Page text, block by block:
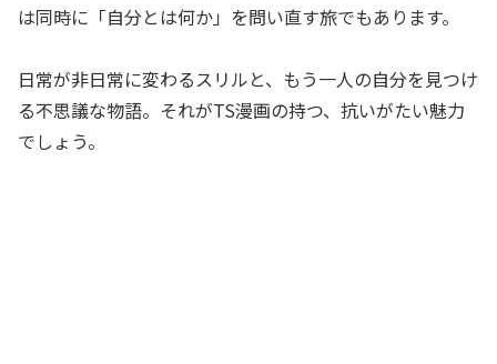
は同時に「自分とは何か」を問い直す旅でもあります。
日常が非日常に変わるスリルと、もう一人の自分を見つけ
る不思議な物語。それがTS漫画の持つ、抗いがたい魅力
でしょう。